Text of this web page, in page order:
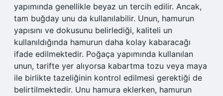
yapımında genellikle beyaz un tercih edilir. Ancak,
tam buğday unu da kullanılabilir. Unun, hamurun
yapısını ve dokusunu belirlediği, kaliteli un
kullanıldığında hamurun daha kolay kabaracağı
ifade edilmektedir. Poğaça yapımında kullanılan
unun, tarifte yer alıyorsa kabartma tozu veya maya
ile birlikte tazeliğinin kontrol edilmesi gerektiği de
belirtilmektedir. Unu hamura eklerken, hamurun